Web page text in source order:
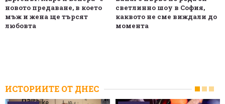
новото предаване, в което
мъж и жена ще търсят
любовта
светлинно шоу в София,
каквото не сме виждали до
момента
ИСТОРИИТЕ ОТ ДНЕС